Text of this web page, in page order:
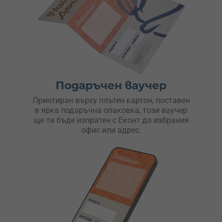
Даяна 01.05.2021 Уникален е скокът от Клисура!
Изключително добро отношение , предразполагат те и
изживяването е незабравимо. Скочих три пъти!
Препоръчвам на всеки.
Мирослав Ананиев 25.07.2020 Страхотни хора! Скока
беше супер, Писанец има уникална гледка!
Препоръчвам Ви на всички! До скоро виждане! Дори и
накрая на деня са усмихнати и бъзиците вървят 🙂
Виктор Вълков 19.07.2020 Страхотно преживяване и
отлични професионалисти. Задължително ще повторя.
Моника Ерменкова 15.07.2019 Здравейте, Тази събота
ще кажа…… Неописуемо преживяване! Невероятен
адреналин! Чудесен екип от професионалисти!
Ивон Атанасова 19.06.2019 Искам супер много да
благодаря на екипа за търпението и обясненията,
заслужаваше си, адски яко си изкарах, супер сте!
Подаръчен ваучер
Принтиран върху плътен картон, поставен
в ярка подаръчна опаковка, този ваучер
ще ти бъде изпратен с Еконт до избрания
офис или адрес.